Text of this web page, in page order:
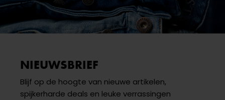
NIEUWSBRIEF
Blijf op de hoogte van nieuwe artikelen,
spijkerharde deals en leuke verrassingen